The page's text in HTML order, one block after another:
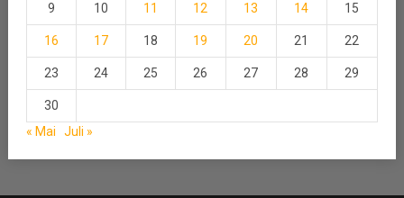
9 10 11 12 13 14 15
16 17 18 19 20 21 22
23 24 25 26 27 28 29
30
« Mai
Juli »